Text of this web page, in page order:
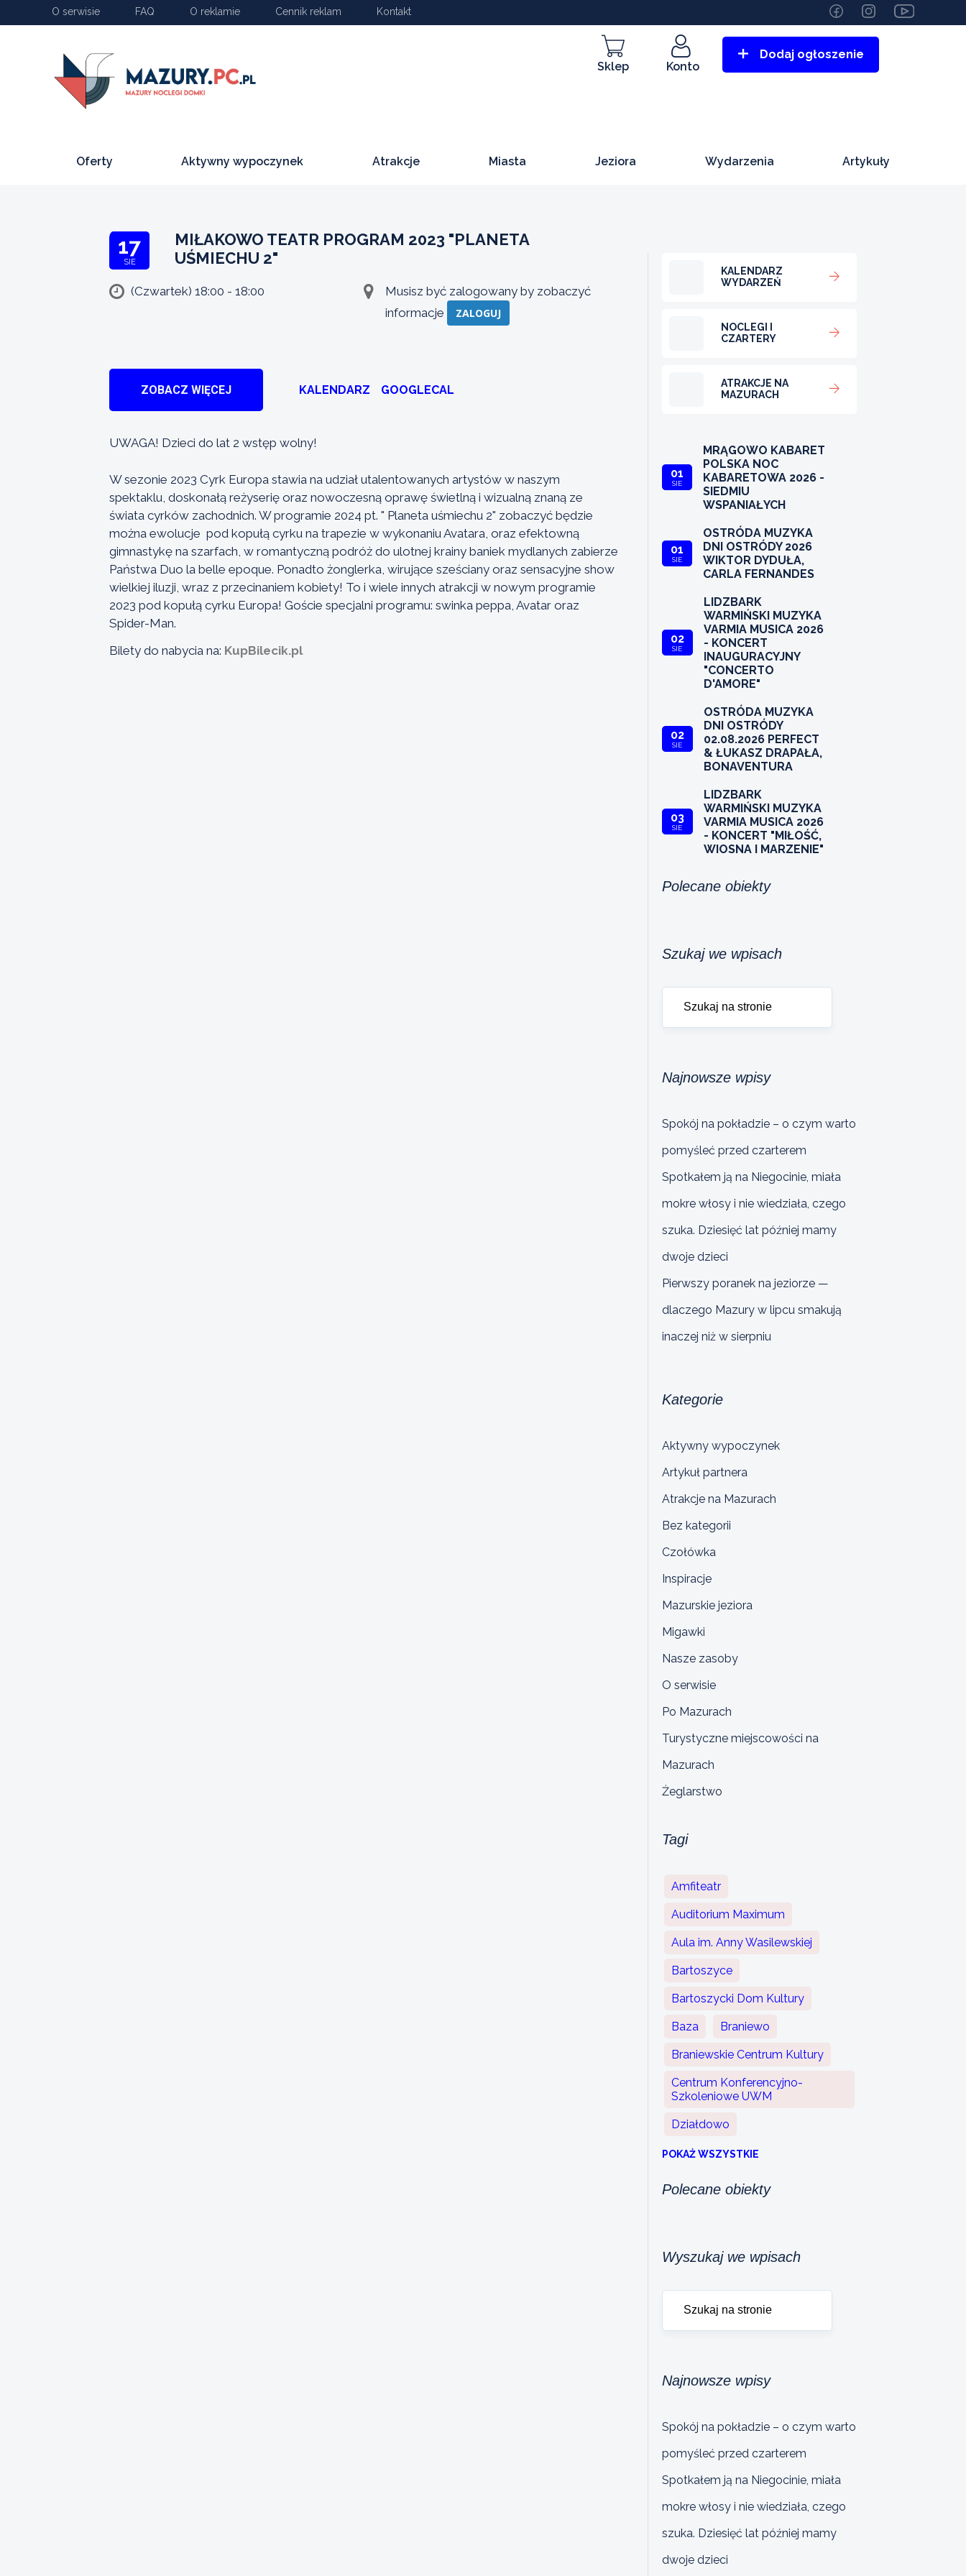
O serwisie FAQ O reklamie Cennik reklam Kontakt
Sklep Konto
Dodaj ogłoszenie
Oferty Aktywny wypoczynek Atrakcje Miasta Jeziora Wydarzenia Artykuły
17
SIE
MIŁAKOWO TEATR PROGRAM 2023 "PLANETA
UŚMIECHU 2"
(Czwartek) 18:00 - 18:00
Musisz być zalogowany by zobaczyć
informacje
ZALOGUJ
ZOBACZ WIĘCEJ KALENDARZ GOOGLECAL
UWAGA! Dzieci do lat 2 wstęp wolny!
W sezonie 2023 Cyrk Europa stawia na udział utalentowanych artystów w naszym
spektaklu, doskonałą reżyserię oraz nowoczesną oprawę świetlną i wizualną znaną ze
świata cyrków zachodnich. W programie 2024 pt. " Planeta uśmiechu 2" zobaczyć będzie
można ewolucje pod kopułą cyrku na trapezie w wykonaniu Avatara, oraz efektowną
gimnastykę na szarfach, w romantyczną podróż do ulotnej krainy baniek mydlanych zabierze
Państwa Duo la belle epoque. Ponadto żonglerka, wirujące sześciany oraz sensacyjne show
wielkiej iluzji, wraz z przecinaniem kobiety! To i wiele innych atrakcji w nowym programie
2023 pod kopułą cyrku Europa! Goście specjalni programu: swinka peppa, Avatar oraz
Spider-Man.
Bilety do nabycia na: KupBilecik.pl
KALENDARZ
WYDARZEŃ
NOCLEGI I
CZARTERY
ATRAKCJE NA
MAZURACH
01
SIE
MRĄGOWO KABARET
POLSKA NOC
KABARETOWA 2026 -
SIEDMIU
WSPANIAŁYCH
01
SIE
OSTRÓDA MUZYKA
DNI OSTRÓDY 2026
WIKTOR DYDUŁA,
CARLA FERNANDES
02
SIE
LIDZBARK
WARMIŃSKI MUZYKA
VARMIA MUSICA 2026
- KONCERT
INAUGURACYJNY
"CONCERTO
D'AMORE"
02
SIE
OSTRÓDA MUZYKA
DNI OSTRÓDY
02.08.2026 PERFECT
& ŁUKASZ DRAPAŁA,
BONAVENTURA
03
SIE
LIDZBARK
WARMIŃSKI MUZYKA
VARMIA MUSICA 2026
- KONCERT "MIŁOŚĆ,
WIOSNA I MARZENIE"
Polecane obiekty
Szukaj we wpisach
Najnowsze wpisy
Spokój na pokładzie – o czym warto
pomyśleć przed czarterem
Spotkałem ją na Niegocinie, miała
mokre włosy i nie wiedziała, czego
szuka. Dziesięć lat później mamy
dwoje dzieci
Pierwszy poranek na jeziorze —
dlaczego Mazury w lipcu smakują
inaczej niż w sierpniu
Kategorie
Aktywny wypoczynek
Artykuł partnera
Atrakcje na Mazurach
Bez kategorii
Czołówka
Inspiracje
Mazurskie jeziora
Migawki
Nasze zasoby
O serwisie
Po Mazurach
Turystyczne miejscowości na
Mazurach
Żeglarstwo
Tagi
Amfiteatr
Auditorium Maximum
Aula im. Anny Wasilewskiej
Bartoszyce
Bartoszycki Dom Kultury
Baza Braniewo
Braniewskie Centrum Kultury
Centrum Konferencyjno-
Szkoleniowe UWM
Działdowo
POKAŻ WSZYSTKIE
Polecane obiekty
Wyszukaj we wpisach
Najnowsze wpisy
Spokój na pokładzie – o czym warto
pomyśleć przed czarterem
Spotkałem ją na Niegocinie, miała
mokre włosy i nie wiedziała, czego
szuka. Dziesięć lat później mamy
dwoje dzieci